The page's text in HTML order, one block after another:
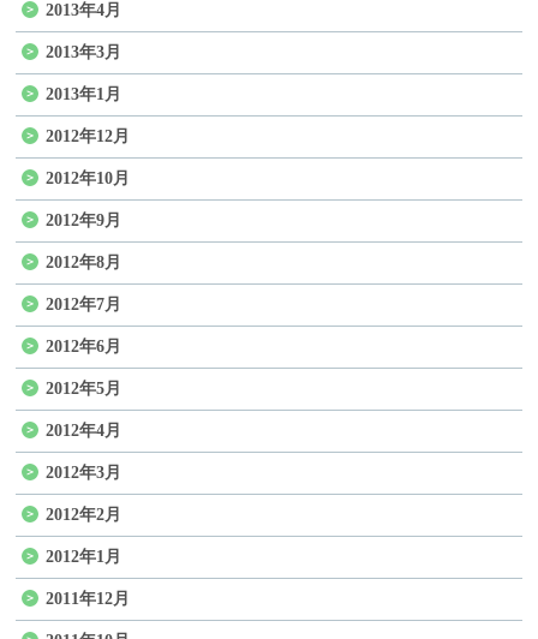
2013年4月
2013年3月
2013年1月
2012年12月
2012年10月
2012年9月
2012年8月
2012年7月
2012年6月
2012年5月
2012年4月
2012年3月
2012年2月
2012年1月
2011年12月